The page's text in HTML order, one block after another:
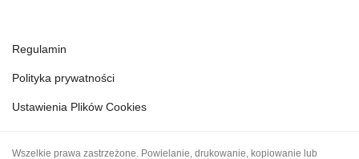
Regulamin
Polityka prywatności
Ustawienia Plików Cookies
Wszelkie prawa zastrzeżone. Powielanie, drukowanie, kopiowanie lub